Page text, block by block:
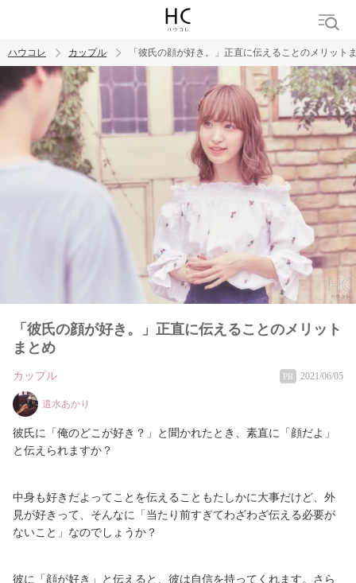
トレンド ワード
カップル デート セックス 長続き
ハウコレ カップル 「彼氏の顔が好き。」正直に伝えることのメリット
「彼氏の顔が好き。」正直に伝えることのメリット
まとめ
カップル PR 2021/06/05
遣水あかり
彼氏に「俺のどこが好き？」と聞かれたとき、素直に「顔だよ」
と伝えられますか？
中身も好きだよってことを伝えることもたしかに大事だけど、外
見が好きって、そんなに「当たり前すぎてわざわざ伝える必要が
ないこと」なのでしょうか？
彼に「顔が好き」と伝えると、彼は自信を持ってくれます。さら